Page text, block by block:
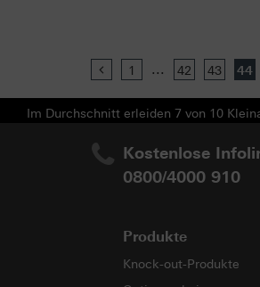
Previous
1 ... 42 43 44
Im Durchschnitt erleiden 7 von 10
Kostenlose
0800/4000 910
Produkte
Knock-out-Produkte